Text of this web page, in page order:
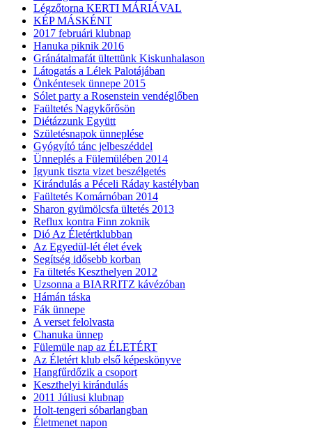
Légzőtorna KERTI MÁRIÁVAL
KÉP MÁSKÉNT
2017 februári klubnap
Hanuka piknik 2016
Gránátalmafát ültettünk Kiskunhalason
Látogatás a Lélek Palotájában
Önkéntesek ünnepe 2015
Sólet party a Rosenstein vendéglőben
Faültetés Nagykőrősön
Diétázzunk Együtt
Születésnapok ünneplése
Gyógyító tánc jelbeszéddel
Ünneplés a Fülemülében 2014
Igyunk tiszta vizet beszélgetés
Kirándulás a Péceli Ráday kastélyban
Faültetés Komárnóban 2014
Sharon gyümölcsfa ültetés 2013
Reflux kontra Finn zoknik
Dió Az Életértklubban
Az Egyedül-lét élet évek
Segítség idősebb korban
Fa ültetés Keszthelyen 2012
Uzsonna a BIARRITZ kávézóban
Hámán táska
Fák ünnepe
A verset felolvasta
Chanuka ünnep
Fülemüle nap az ÉLETÉRT
Az Életért klub első képeskönyve
Hangfűrdőzik a csoport
Keszthelyi kirándulás
2011 Júliusi klubnap
Holt-tengeri sóbarlangban
Életmenet napon